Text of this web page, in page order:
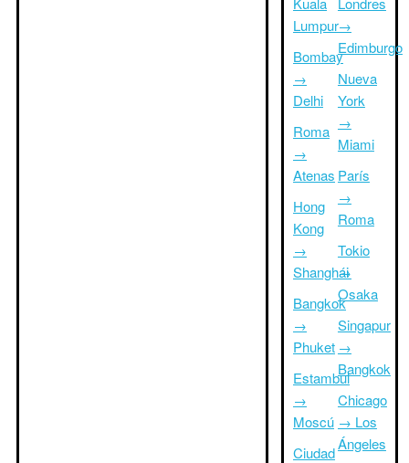
Lumpur
Bombay
→
Delhi
Roma
→
Atenas
Hong
Kong
→
Shanghái
Bangkok
→
Phuket
Estambul
→
Moscú
Ciudad
→
Edimburgo
Nueva
York
→
Miami
París
→
Roma
Tokio
→
Osaka
Singapur
→
Bangkok
Chicago
→ Los
Ángeles